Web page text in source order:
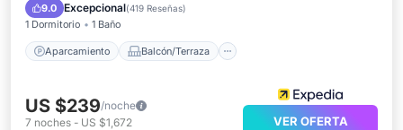
9.0 Excepcional(419 Reseñas)
1 Dormitorio 1 Baño
Aparcamiento Balcón/Terraza
Aire acondicionado
US $239/noche
7 noches - US $1,672 VER OFERTA